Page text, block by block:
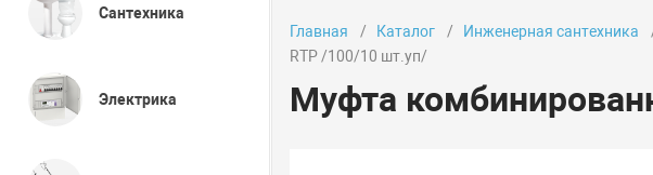
Сантехника
Электрика
Главная Каталог Инженерная сантехника
RTP /100/10 шт.уп/
Муфта